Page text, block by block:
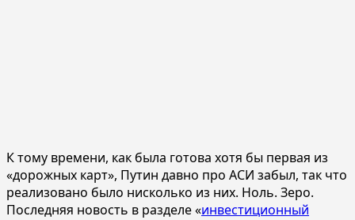
К тому времени, как была готова хотя бы первая из
«дорожных карт», Путин давно про АСИ забыл, так что
реализовано было нисколько из них. Ноль. Зеро.
Последняя новость в разделе «инвестиционный